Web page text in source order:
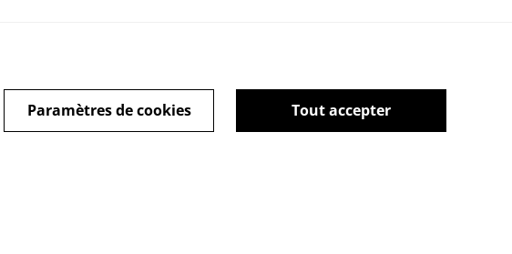
Politique de cookies
Tout accepter
Paramètres de cookies